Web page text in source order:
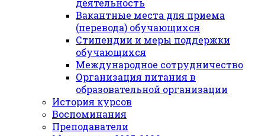
деятельность
Вакантные места для приема
(перевода) обучающихся
Стипендии и меры поддержки
обучающихся
Международное сотрудничество
Организация питания в
образовательной организации
История курсов
Воспоминания
Преподаватели